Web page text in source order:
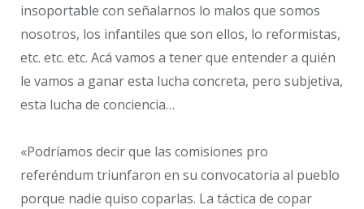
insoportable con señalarnos lo malos que somos
nosotros, los infantiles que son ellos, lo reformistas,
etc. etc. etc. Acá vamos a tener que entender a quién
le vamos a ganar esta lucha concreta, pero subjetiva,
esta lucha de conciencia…
«Podríamos decir que las comisiones pro
referéndum triunfaron en su convocatoria al pueblo
porque nadie quiso coparlas. La táctica de copar